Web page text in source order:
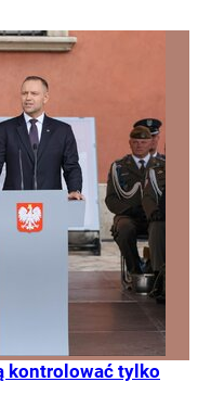
kontrolować tylko